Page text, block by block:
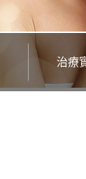
治療